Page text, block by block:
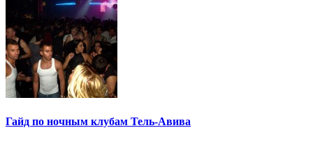
Гайд по ночным клубам Тель-Авива